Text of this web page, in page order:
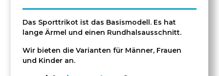
Das Sporttrikot ist das Basismodell. Es hat
lange Ärmel und einen Rundhalsausschnitt.
Wir bieten die Varianten für Männer, Frauen
und Kinder an.